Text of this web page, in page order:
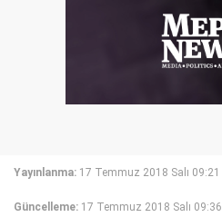
Yayınlanma: 17 Temmuz 2018 Salı 09:21
Güncelleme: 17 Temmuz 2018 Salı 09:36